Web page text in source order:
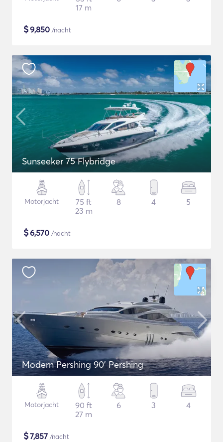
17 m
$9,850 /nacht
Sunseeker 75 Flybridge
Motorjacht
75 ft
23 m
8 4 5
$6,570 /nacht
Modern Pershing 90' Pershing
Motorjacht
90 ft
27 m
6 3 4
$7,857 /nacht